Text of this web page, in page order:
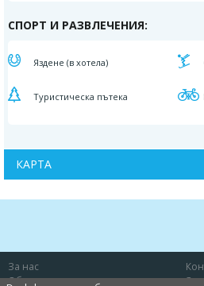
СПОРТ И РАЗВЛЕЧЕНИЯ:
Яздене (в хотела)
Туристическа пътека
КАРТА
За нас
Общи условия